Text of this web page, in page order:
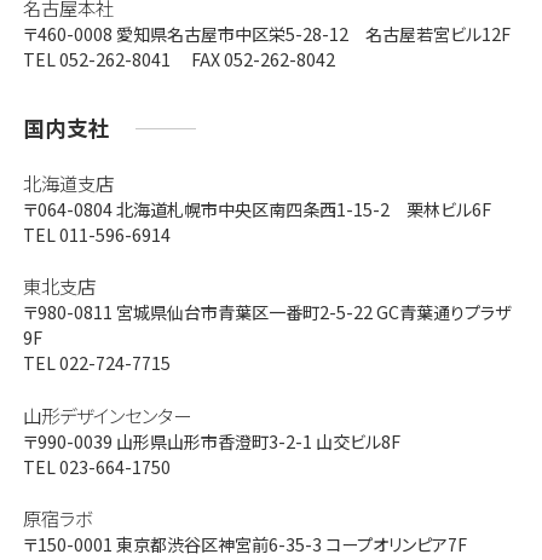
名古屋本社
〒460-0008 愛知県名古屋市中区栄5-28-12 名古屋若宮ビル12F
TEL 052-262-8041 FAX 052-262-8042
国内支社
北海道支店
〒064-0804北海道札幌市中央区南四条西1-15-2 栗林ビル6F
TEL 011-596-6914
東北支店
〒980-0811 宮城県仙台市青葉区一番町2-5-22 GC青葉通りプラザ
9F
TEL 022-724-7715
山形デザインセンター
〒990-0039 山形県山形市香澄町3-2-1 山交ビル8F
TEL 023-664-1750
原宿ラボ
〒150-0001 東京都渋谷区神宮前6-35-3 コープオリンピア7F